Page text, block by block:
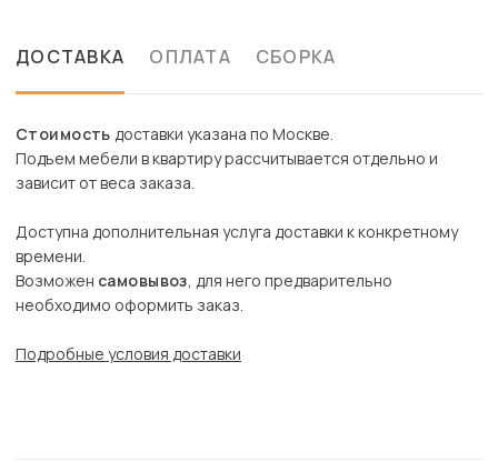
ДОСТАВКА ОПЛАТА СБОРКА
Стоимость доставки указана по Москве.
Подъем мебели в квартиру рассчитывается отдельно и
зависит от веса заказа.
Доступна дополнительная услуга доставки к конкретному
времени.
Возможен самовывоз, для него предварительно
необходимо оформить заказ.
Подробные условия доставки